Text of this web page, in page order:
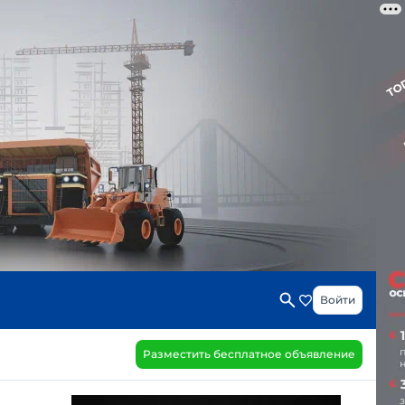
Войти
Разместить бесплатное объявление